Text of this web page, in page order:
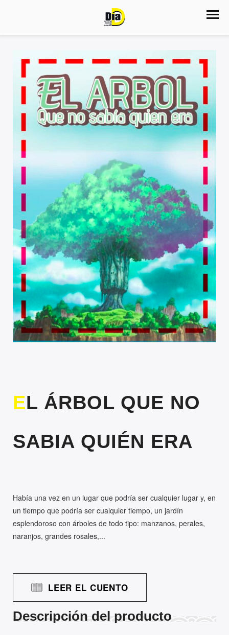
EL ÁRBOL QUE NO
SABIA QUIÉN ERA
Había una vez en un lugar que podría ser cualquier lugar y, en
un tiempo que podría ser cualquier tiempo, un jardín
esplendoroso con árboles de todo tipo: manzanos, perales,
naranjos, grandes rosales,...
LEER EL CUENTO
Descripción del producto